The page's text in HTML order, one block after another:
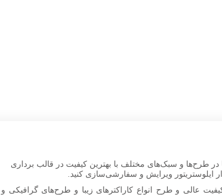
در طرح‌ها و سبک‌های مختلف با بهترین کیفیت در قالب برداری
عالی و طرح انواع کاراکترهای زیبا و طرح‌های گرافیکی و